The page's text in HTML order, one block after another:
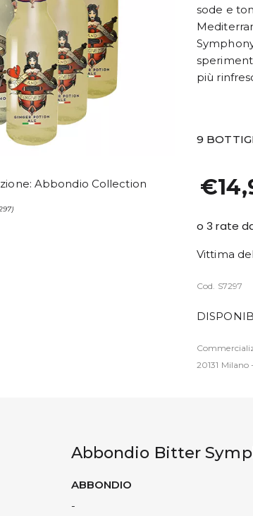
sode e
più
9
Abbondio Collection
Vittima
Cod. S7297
20131 Milano
Abbondio Bitter
ABBONDIO
-